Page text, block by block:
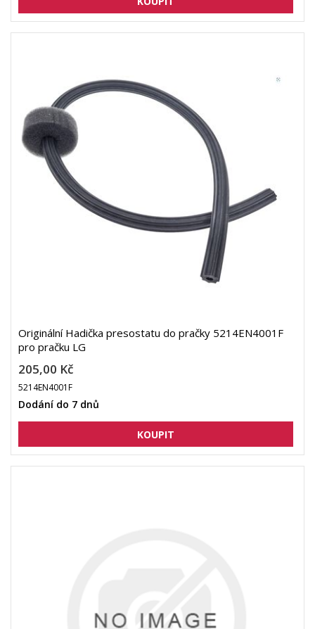
Originální Hadička presostatu do pračky 5214EN4001F
pro pračku LG
205,00 Kč
5214EN4001F
Dodání do 7 dnů